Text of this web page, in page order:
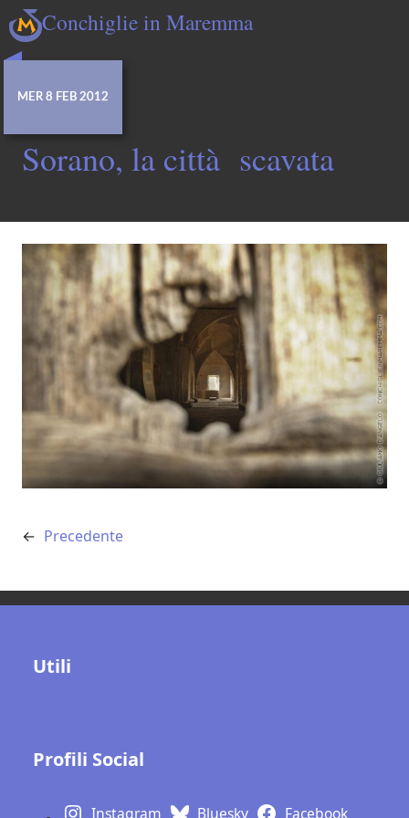
Conchiglie in Maremma
MER 8 FEB 2012
Sorano, la città scavata
← Precedente
Utili
Profili Social
Instagram Bluesky Facebook